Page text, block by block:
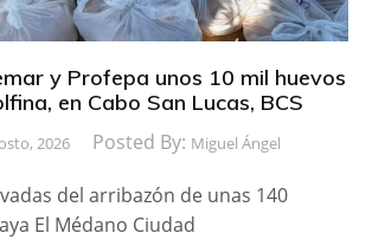
y Profepa unos 10 mil huevos
en Cabo San Lucas, BCS
2026 Posted By: Miguel Ángel
del arribazón de unas 140
El Médano Ciudad